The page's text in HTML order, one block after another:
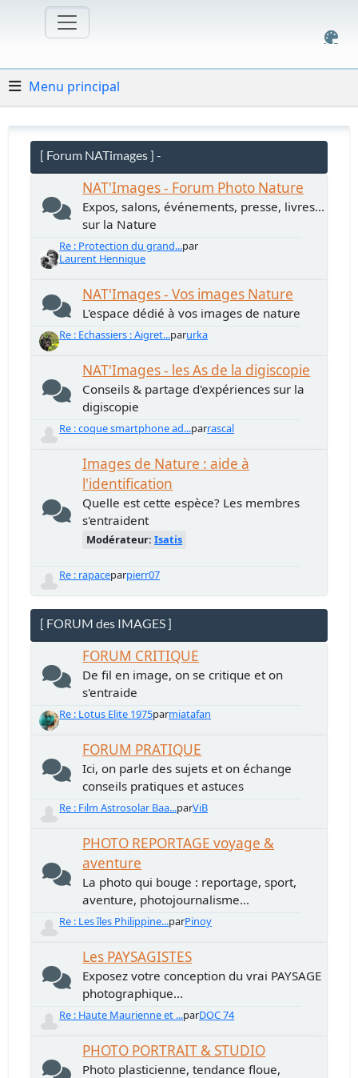
Menu principal
[ Forum NATimages ] -
NAT'Images - Forum Photo Nature
Expos, salons, événements, presse, livres...
sur la Nature
Re : Protection du grand...par
Laurent Hennique
NAT'Images - Vos images Nature
L'espace dédié à vos images de nature
Re : Echassiers : Aigret...parurka
NAT'Images - les As de la digiscopie
Conseils & partage d'expériences sur la
digiscopie
Re : coque smartphone ad...parrascal
Images de Nature : aide à
l'identification
Quelle est cette espèce? Les membres
s'entraident
Modérateur:Isatis
Re : rapaceparpierr07
[ FORUM des IMAGES ]
FORUM CRITIQUE
De fil en image, on se critique et on
s'entraide
Re : Lotus Elite 1975parmiatafan
FORUM PRATIQUE
Ici, on parle des sujets et on échange
conseils pratiques et astuces
Re : Film Astrosolar Baa...parViB
PHOTO REPORTAGE voyage &
aventure
La photo qui bouge : reportage, sport,
aventure, photojournalisme...
Re : Les îles Philippine...parPinoy
Les PAYSAGISTES
Exposez votre conception du vrai PAYSAGE
photographique...
Re : Haute Maurienne et ...parDOC 74
PHOTO PORTRAIT & STUDIO
Photo plasticienne, tendance floue,